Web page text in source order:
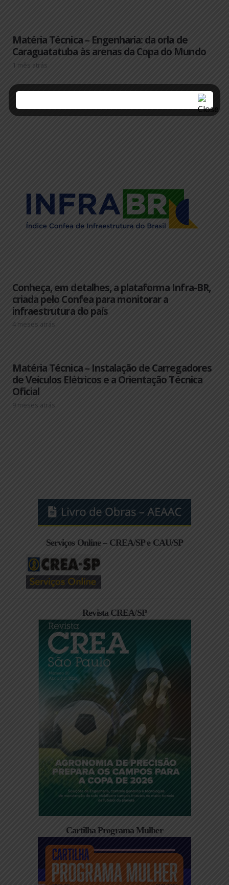
Matéria Técnica – Engenharia: da orla de
Caraguatatuba às arenas da Copa do Mundo
1 mês atrás
Conheça, em detalhes, a plataforma Infra-BR,
criada pelo Confea para monitorar a
infraestrutura do país
4 meses atrás
Matéria Técnica – Instalação de Carregadores
de Veículos Elétricos e a Orientação Técnica
Oficial
9 meses atrás
Serviços Online – CREA/SP e CAU/SP
Revista CREA/SP
Cartilha Programa Mulher